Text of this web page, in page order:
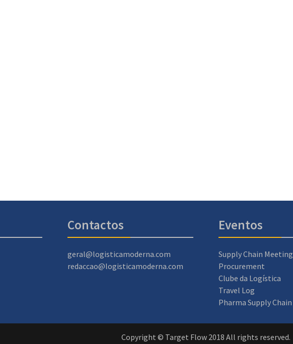
Contactos
geral@logisticamoderna.com
redaccao@logisticamoderna.com
Eventos
Supply Chain Meeting
Procurement
Clube da Logística
Travel Log
Pharma Supply Chain
Copyright © Target Flow 2018 All rights reserved.